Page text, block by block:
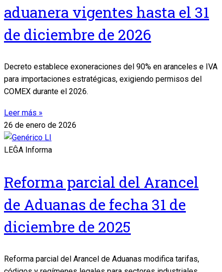
aduanera vigentes hasta el 31
de diciembre de 2026
Decreto establece exoneraciones del 90% en aranceles e IVA
para importaciones estratégicas, exigiendo permisos del
COMEX durante el 2026.
Leer más »
26 de enero de 2026
LEĜA Informa
Reforma parcial del Arancel
de Aduanas de fecha 31 de
diciembre de 2025
Reforma parcial del Arancel de Aduanas modifica tarifas,